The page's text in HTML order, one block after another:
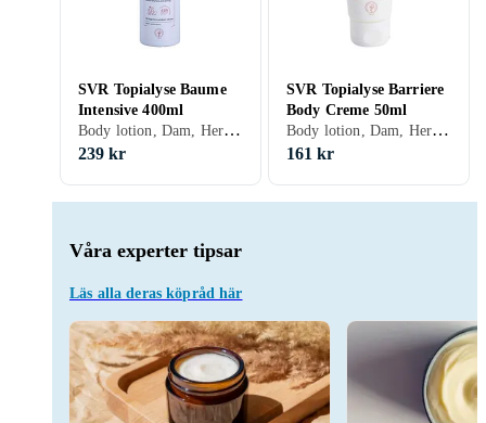
Våra experter tipsar
Läs alla deras köpråd här
SVR Topialyse Baume
Intensive 400ml
Body lotion, Dam, Herr, Normal, Blandad, Torr, Känslig
239 kr
SVR Topialyse Barriere
Body Creme 50ml
Body lotion, Dam, Herr, Torr, Känslig, Närande
161 kr